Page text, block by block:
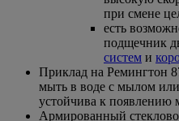
при смене
есть
подщечник
систем и
Приклад на Ремингтон
мыть в воде с мылом
устойчива к появлению
Армированный